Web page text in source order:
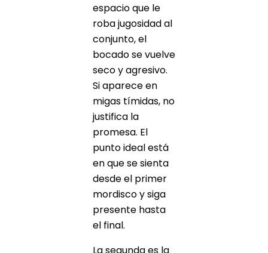
espacio que le
roba jugosidad al
conjunto, el
bocado se vuelve
seco y agresivo.
Si aparece en
migas tímidas, no
justifica la
promesa. El
punto ideal está
en que se sienta
desde el primer
mordisco y siga
presente hasta
el final.
La segunda es la